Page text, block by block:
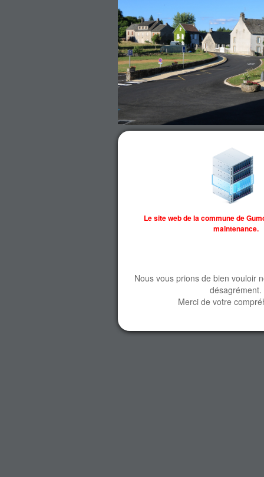
Le site web de la commune de
maintenance.
Nous vous prions de bien vouloir
désagrément.
Merci de votre